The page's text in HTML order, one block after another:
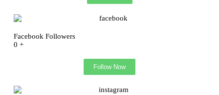
Facebook Followers
0 +
Follow Now